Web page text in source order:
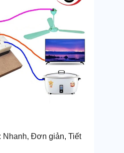
Nhanh, Đơn giản, Tiết